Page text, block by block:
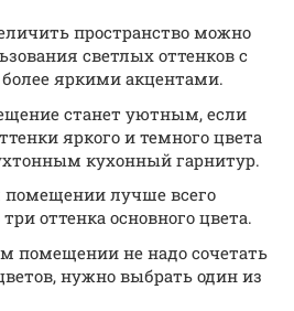
пространство можно
светлых оттенков с
яркими акцентами.
станет уютным, если
яркого и темного цвета
кухонный гарнитур.
помещении лучше всего
оттенка основного цвета.
помещении не надо сочетать
нужно выбрать один из